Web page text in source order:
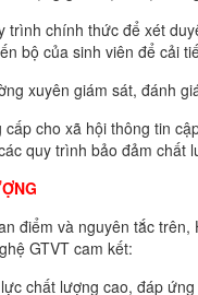
trình chính thức để xét
bộ của sinh viên để cải
xuyên giám sát, đánh
cho xã hội thông tin
quy trình bảo đảm chất
điểm và nguyên tắc
GTVT cam kết:
chất lượng cao, đáp